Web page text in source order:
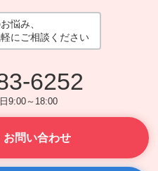
悩み、
にご相談ください
6252
9:00～18:00
お問い合わせ